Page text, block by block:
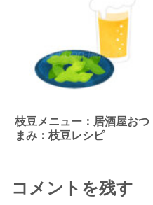
枝豆メニュー：居酒屋おつ
まみ：枝豆レシピ
コメントを残す